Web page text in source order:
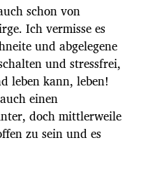
schon von
Ich vermisse es
und abgelegene
und stressfrei,
leben kann, leben!
einen
doch mittlerweile
zu sein und es